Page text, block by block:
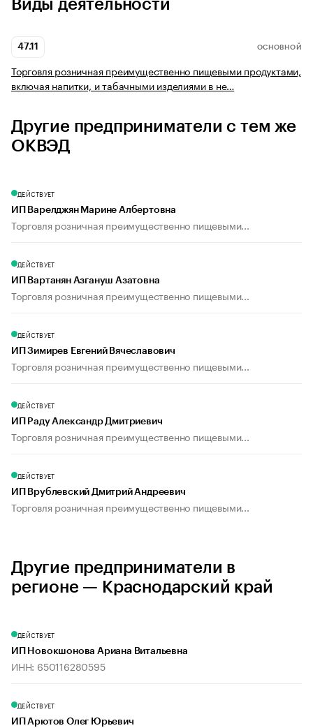
Виды деятельности
47.11 ОСНОВНОЙ
Торговля розничная преимущественно пищевыми продуктами,
включая напитки, и табачными изделиями в не…
Другие предприниматели с тем же
ОКВЭД
ДЕЙСТВУЕТ
ИП Варелджян Марине Албертовна
Торговля розничная преимущественно пищевыми...
ДЕЙСТВУЕТ
ИП Вартанян Азгануш Азатовна
Торговля розничная преимущественно пищевыми...
ДЕЙСТВУЕТ
ИП Зимирев Евгений Вячеславович
Торговля розничная преимущественно пищевыми...
ДЕЙСТВУЕТ
ИП Раду Александр Дмитриевич
Торговля розничная преимущественно пищевыми...
ДЕЙСТВУЕТ
ИП Врублевский Дмитрий Андреевич
Торговля розничная преимущественно пищевыми...
Другие предприниматели в
регионе — Краснодарский край
ДЕЙСТВУЕТ
ИП Новокшонова Ариана Витальевна
ИНН: 650116280595
ДЕЙСТВУЕТ
ИП Арютов Олег Юрьевич